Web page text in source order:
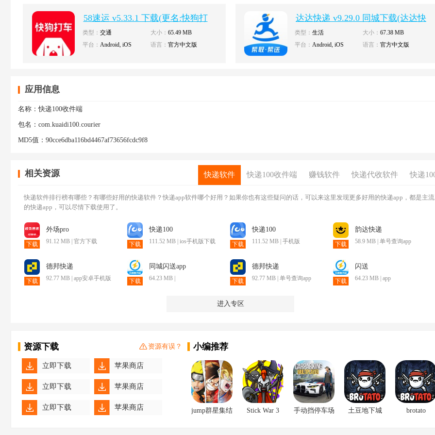
58速运 v5.33.1 下载(更名:快狗打
车)
类型： 交通 大小： 65.49 MB
平台： Android, iOS 语言： 官方中文版
达达快递 v9.29.0 同城下载(达达快
送)
类型： 生活 大小： 67.38 MB
平台： Android, iOS 语言： 官方中文版
应用信息
名称：快递100收件端
包名： com.kuaidi100.courier
MD5值： 90cce6dba116bd4467af73656fcdc9f8
相关资源 快递软件 快递100收件端 赚钱软件 快递代收软件 快递
快递软件排行榜有哪些？有哪些好用的快递软件？快递app软件哪个好用？如果你也有这些疑问的话，可以来这里发现更多好用的快递app，都是主流
的快递app，可以尽情下载使用了。
下载
外场pro
91.12 MB | 官方下载 下载
快递100
111.52 MB | ios手机版下载 下载
快递100
111.52 MB | 手机版 下载
韵达快递
58.9 MB | 单号查询app
下载
德邦快递
92.77 MB | app安卓手机版 下载
同城闪送app
64.23 MB | 下载
德邦快递
92.77 MB | 单号查询app 下载
闪送
64.23 MB | app
进入专区
资源下载 资源有误？
立即下载 苹果商店
立即下载 苹果商店
立即下载 苹果商店
小编推荐
jump群星集结 Stick War 3 手动挡停车场 土豆地下城 brotato